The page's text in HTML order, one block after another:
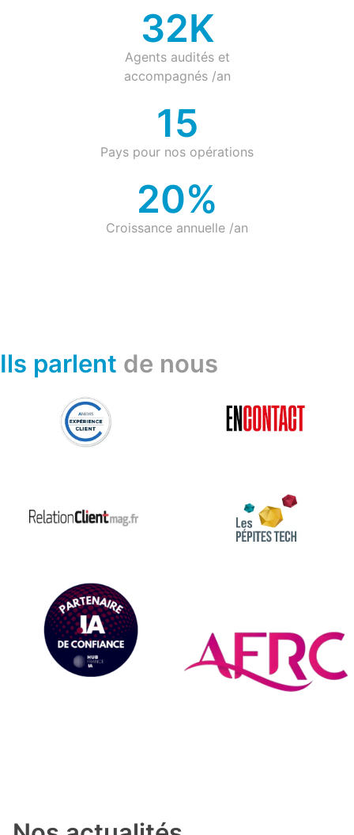
44K
Agents audités et
accompagnés /an
20
Pays pour nos opérations
27%
Croissance annuelle /an
Ils parlent de nous